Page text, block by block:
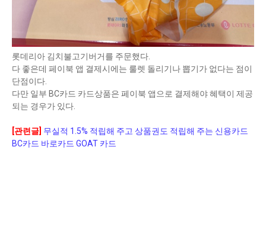
롯데리아 김치불고기버거를 주문했다.
다 좋은데 페이북 앱 결제시에는 룰렛 돌리기나 뽑기가 없다는 점이
단점이다.
다만 일부 BC카드 카드상품은 페이북 앱으로 결제해야 혜택이 제공
되는 경우가 있다.
[관련글] 무실적 1.5% 적립해 주고 상품권도 적립해 주는 신용카드
BC카드 바로카드 GOAT 카드